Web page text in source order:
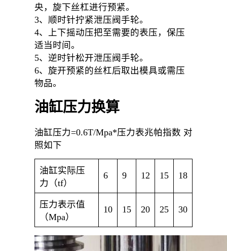
央，旋下丝杠进行预紧。
3、顺时针拧紧泄压阀手轮。
4、上下摇动压把至需要的表压，保压
适当时间。
5、逆时针松开泄压阀手轮。
6、旋开预紧的丝杠后取出模具或需压
物品。
油缸压力换算
油缸压力=0.6T/Mpa*压力表兆帕指数 对
照如下
油缸实际压
力（tf）
6 9 12 15 18
压力表示值
（Mpa）
10 15 20 25 30